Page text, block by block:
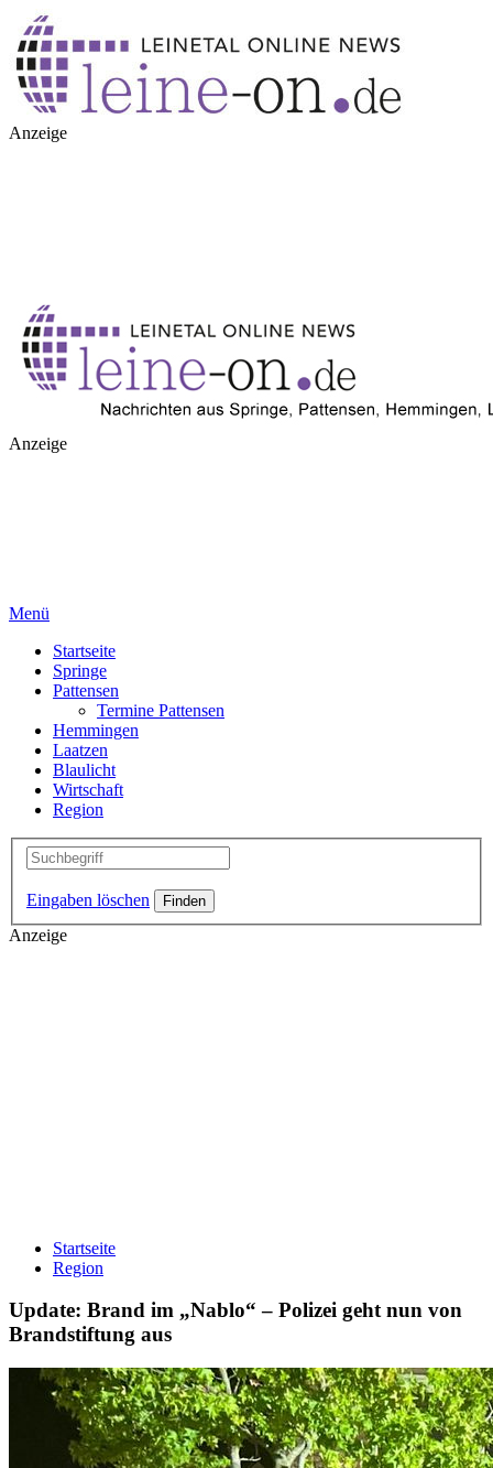
Anzeige
Anzeige
Menü
Startseite
Springe
Pattensen
Termine Pattensen
Hemmingen
Laatzen
Blaulicht
Wirtschaft
Region
Eingaben löschen
Anzeige
Startseite
Region
Update: Brand im „Nablo“ – Polizei geht nun von
Brandstiftung aus